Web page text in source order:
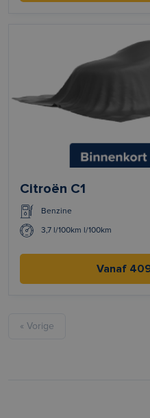
Citroën C1
Benzine
3,7 l/100km l/100km
Vanaf
« Vorige